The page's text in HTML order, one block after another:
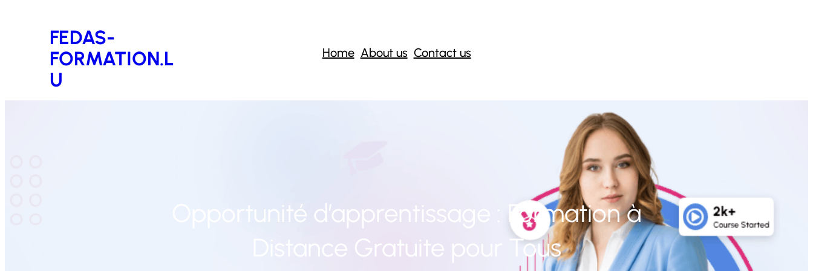
FEDAS-
FORMATION.L
U
Home About us Contact us
Opportunité d’apprentissage : Formation à
Distance Gratuite pour Tous